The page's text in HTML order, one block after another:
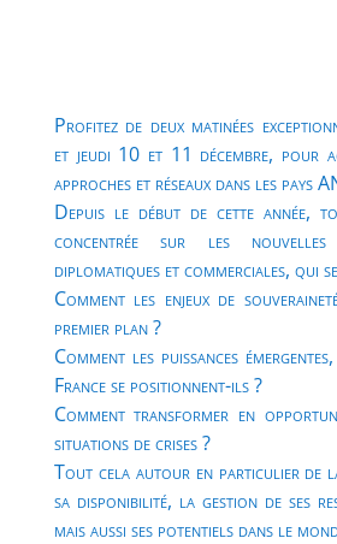
Profitez de deux matinées
et jeudi 10 et 11 décembre, pour
approches et réseaux dans les pays
Depuis le début de cette année,
concentrée sur les
diplomatiques et commerciales, qui
Comment les enjeux de
premier plan ?
Comment les puissances
France se positionnent-ils ?
Comment transformer en
situations de crises ?
Tout cela autour en particulier de
sa disponibilité, la gestion de ses
mais aussi ses potentiels dans le